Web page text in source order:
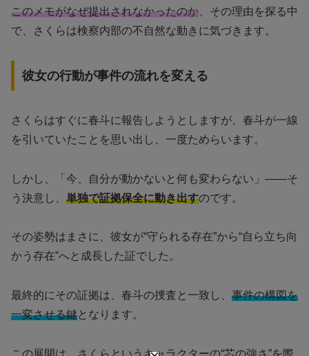
このメモがなぜ提出されなかったのか 、その理由を探る中
で、さくらは検察内部の不自然な動きに気づきます。
彼女の行動が事件の流れを変える
さくらはすぐに春斗に報告しようとしますが、春斗が一線
を引いていたことを思い出し、一度ためらいます。
しかし、「今、自分が動かないと何も変わらない」――そ
う決意し、 単独で証拠保全に動き出すのです。
その姿勢はまさに、彼女が“守られる存在”から“自ら立ち向
かう存在”へと成長した証でした。
最終的にその証拠は、春斗の捜査と一致し、 事件の構図を
一変させる鍵となります。
この展開は、さくらというキャラクターの“芯の強さ”を際